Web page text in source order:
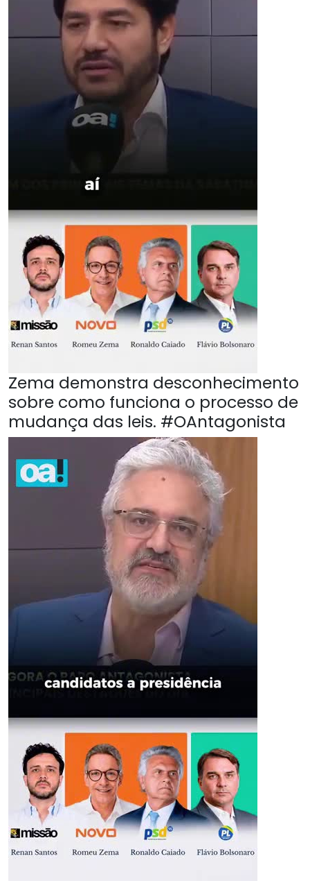
Zema demonstra desconhecimento
sobre como funciona o processo de
mudança das leis. #OAntagonista